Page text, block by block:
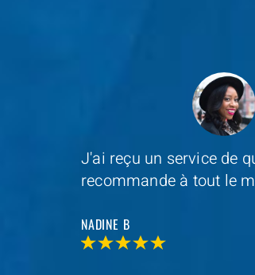
Depannage Services
remplacement de ma
MAXIME D